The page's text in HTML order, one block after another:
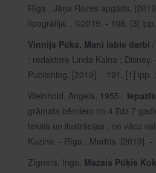
Rīga : Jāņa Rozes apgāds,
tipogrāfija. , ©2019. - 108, [3]
Vinnijs Pūks. Mani labie darbi
; redaktore Linda Kalna ;
Publishing, [2019]. - 191, [1] lpp.
Weinhold, Angela, 1955-.
grāmata bērniem no 4 līdz 7
teksts un ilustrācijas ; no vācu
Kuzina. - Rīga : Madris, [2019].
Zīgners, Ingo. Mazais Pūķis